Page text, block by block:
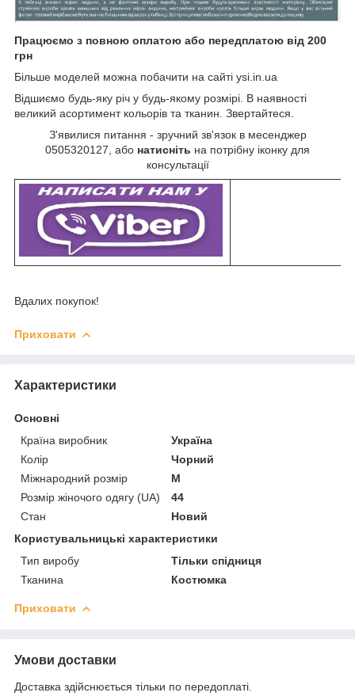
Працюємо з повною оплатою або передплатою від 200
грн
Більше моделей можна побачити на сайті ysi.in.ua
Відшиємо будь-яку річ у будь-якому розмірі. В наявності
великий асортимент кольорів та тканин. Звертайтеся.
З'явилися питання - зручний зв'язок в месенджер
0505320127, або натисніть на потрібну іконку для
консультації
Вдалих покупок!
Приховати
Характеристики
Основні
Країна виробник
Україна
Колір
Чорний
Міжнародний розмір
M
Розмір жіночого одягу (UA)
44
Стан
Новий
Користувальницькі характеристики
Тип виробу
Тільки спідниця
Тканина
Костюмка
Приховати
Умови доставки
Доставка здійснюється тільки по передоплаті.